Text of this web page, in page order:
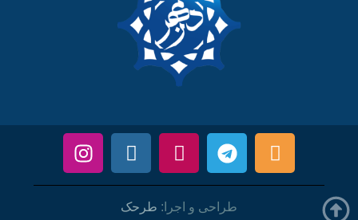
طراحی و اجرا: طرحک